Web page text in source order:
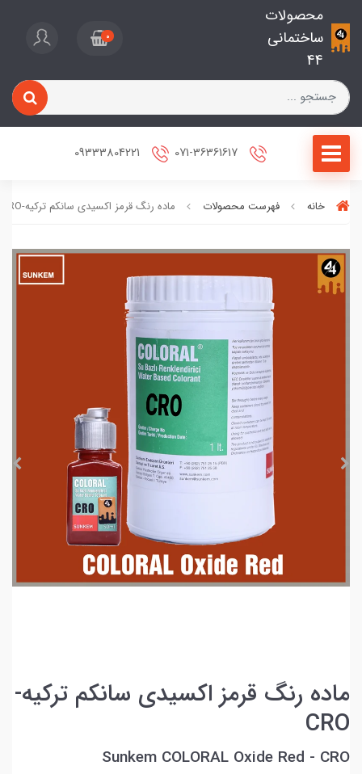
محصولات
ساختمانی
44
0
خانه فهرست محصولات ماده رنگ قرمز اکسیدی سانکم ترکیه-CRO
ماده رنگ قرمز اکسیدی سانکم ترکیه-
CRO
Sunkem COLORAL Oxide Red - CRO